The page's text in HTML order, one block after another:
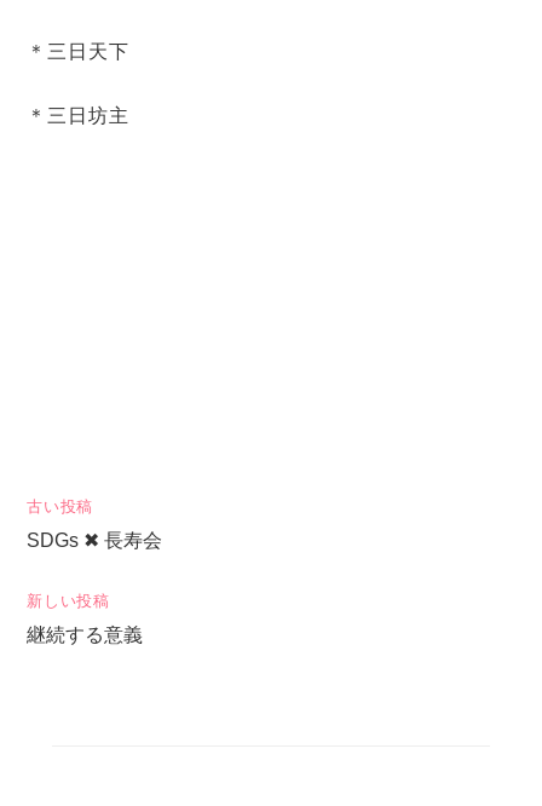
＊三日天下
＊三日坊主
投
稿
ナ
ビ
古い投稿
SDGs ✖ 長寿会
新しい投稿
継続する意義